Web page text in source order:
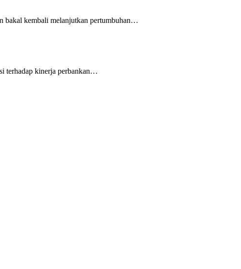
bakal kembali melanjutkan pertumbuhan…
terhadap kinerja perbankan…